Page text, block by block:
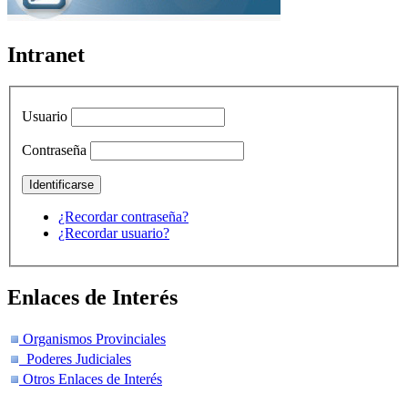
Intranet
Usuario
Contraseña
¿Recordar contraseña?
¿Recordar usuario?
Enlaces de Interés
Organismos Provinciales
Poderes Judiciales
Otros Enlaces de Interés